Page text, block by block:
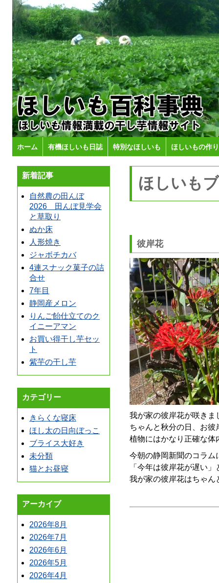
ホーム 有機ほしいも日誌 特別なほしいも ほしいもの作
新着記事
自然農の田んぼ
2026 田んぼ見学会
と草取り
ぬか床
人形焼き
ジャボチカバ
4連スナック菓子の詰
合せ
7年目
静岡産メロン
りんご飴仕立てのク
イニーアマン
お買い得干し芋セッ
ト
紫芋の干し芋
カテゴリー
きらくな寝床
ほし太の日向ぼっこ
ブライス大好き
未分類
猫とお昼寝
アーカイブ
2026年8月
2026年7月
2026年6月
2026年5月
2026年4月
ほしいも
彼岸花
我が家の彼岸花が咲きま
ちゃんと秋分の日、お彼
植物にはかなり正確な体
今朝の静岡新聞のコラム
「今年は彼岸花が遅い
我が家の彼岸花はちゃん